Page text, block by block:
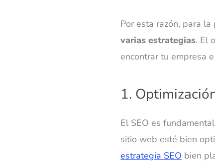
Por esta razón, para
varias estrategias. El
encontrar tu empresa
1.
El SEO es
sitio web esté bien
estrategia SEO bien